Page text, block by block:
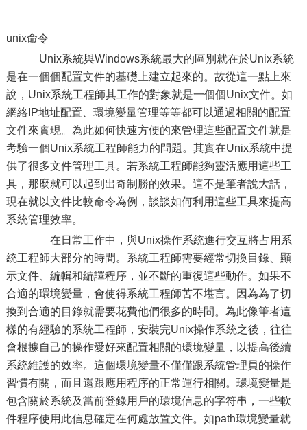
unix命令
Unix系統與Windows系統最大的區別就在於Unix系統
是在一個個配置文件的基礎上建立起來的。故從這一點上來
說，Unix系統工程師其工作的對象就是一個個Unix文件。如
網絡IP地址配置、環境變量管理等等都可以通過相關的配置
文件來實現。為此如何快速方便的來管理這些配置文件就是
考驗一個Unix系統工程師能力的問題。其實在Unix系統中提
供了很多文件管理工具。若系統工程師能夠靈活應用這些工
具，那麼就可以起到出奇制勝的效果。這不是筆者說大話，
現在就以文件比較命令為例，談談如何利用這些工具來提高
系統管理效率。
在日常工作中，與Unix操作系統進行交互將占用系
統工程師大部分的時間。系統工程師需要經常切換目錄、顯
示文件、編輯和編譯程序，並不斷的重復這些動作。如果不
合適的環境變量，會使得系統工程師苦不堪言。因為為了切
換到合適的目錄就需要花費他們很多的時間。為此像筆者這
樣的有經驗的系統工程師，安裝完Unix操作系統之後，往往
會根據自己的操作愛好來配置相關的環境變量，以提高後續
系統維護的效率。這個環境變量不僅僅跟系統管理員的操作
習慣有關，而且還跟應用程序的正常運行相關。環境變量是
包含關於系統及當前登錄用戶的環境信息的字符串，一些軟
件程序使用此信息確定在何處放置文件。如path環境變量就